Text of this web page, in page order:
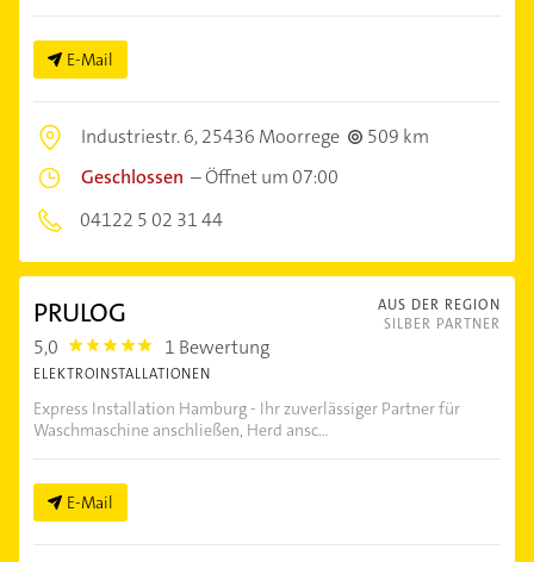
E-Mail
Industriestr. 6,25436 Moorrege
509 km
Geschlossen –Öffnet um 07:00
04122 5 02 31 44
AUS DER REGION
SILBER PARTNER
PRULOG
5,0 5.0 1 Bewertung
ELEKTROINSTALLATIONEN
Express Installation Hamburg - Ihr zuverlässiger Partner für
Waschmaschine anschließen, Herd ansc...
E-Mail